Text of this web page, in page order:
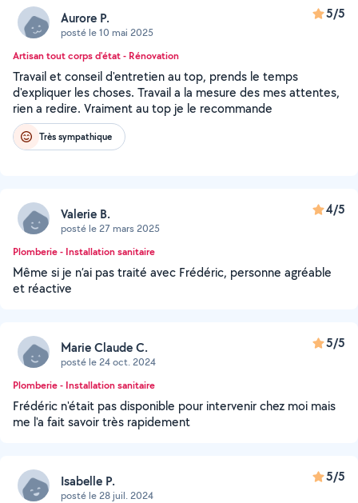
Aurore P.
posté le 10 mai 2025
5/5
Artisan tout corps d'état - Rénovation
Travail et conseil d'entretien au top, prends le temps
d'expliquer les choses. Travail a la mesure des mes attentes,
rien a redire. Vraiment au top je le recommande
Très sympathique
Valerie B.
posté le 27 mars 2025
4/5
Plomberie - Installation sanitaire
Même si je n’ai pas traité avec Frédéric, personne agréable
et réactive
Marie Claude C.
posté le 24 oct. 2024
5/5
Plomberie - Installation sanitaire
Frédéric n'était pas disponible pour intervenir chez moi mais
me l'a fait savoir très rapidement
Isabelle P.
posté le 28 juil. 2024
5/5